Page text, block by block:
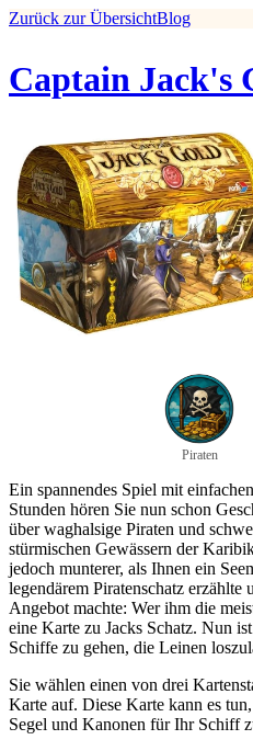
Zurück zur ÜbersichtBlog
Captain Jack's
Piraten
Ein spannendes Spiel mit
Stunden hören Sie nun schon
über waghalsige Piraten und
stürmischen Gewässern der
jedoch munterer, als Ihnen ein
legendärem Piratenschatz erzählte
Angebot machte: Wer ihm die
eine Karte zu Jacks Schatz. Nun
Schiffe zu gehen, die Leinen
Sie wählen einen von drei
Karte auf. Diese Karte kann es
Segel und Kanonen für Ihr Schiff